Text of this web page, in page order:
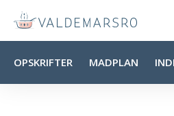
OPSKRIFTER MADPLAN